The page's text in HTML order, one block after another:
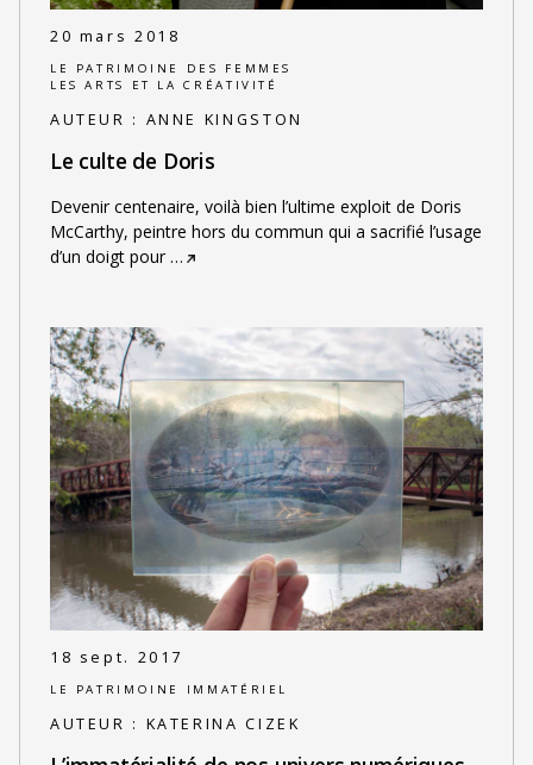
20 mars 2018
LE PATRIMOINE DES FEMMES
LES ARTS ET LA CRÉATIVITÉ
AUTEUR : ANNE KINGSTON
Le culte de Doris
Devenir centenaire, voilà bien l’ultime exploit de Doris
McCarthy, peintre hors du commun qui a sacrifié l’usage
d’un doigt pour…
18 sept. 2017
LE PATRIMOINE IMMATÉRIEL
AUTEUR : KATERINA CIZEK